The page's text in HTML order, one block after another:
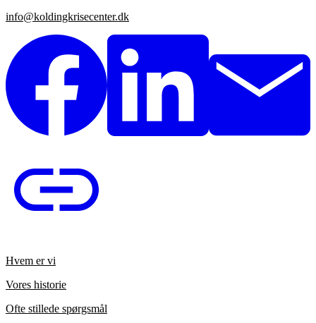
info@koldingkrisecenter.dk
Hvem er vi
Vores historie
Ofte stillede spørgsmål